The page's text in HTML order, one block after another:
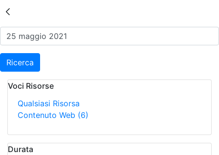
Risultati della Ricerca -
Ricerca
Voci Risorse
Qualsiasi Risorsa
Contenuto Web (6)
Durata